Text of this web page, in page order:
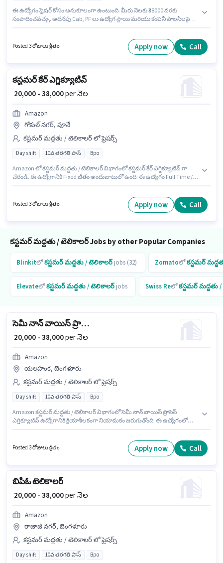
ఈ ఉద్యోగం ఫ్రెషర్ కోసం అనుకూలంగా ఉంటుంది. మీరు నెలకు ₹38000 వరకు
సంపాదించవచ్చు. అదనపు Cab, PF లు ఉద్యోగ స్థాయి మరియు కంపెనీ పాలసీలపై
10వ తరగతి పాస్ డిగ్రీ/సర్టిఫికెట్ కలిగి ఉండాలి. Amazon కస్టమర్ మద్దతు / టెలికాలర్
విభాగంలో ఇంటర్నేషనల్ నాన్ వాయిస్ ప్రాసెస్ ఉద్యోగానికి క్రియాశీలకంగా నియామకం
Posted 3 రోజులు క్రితం Apply now Call
కస్టమర్ కేర్ ఎగ్జిక్యూటివ్
₹ 20,000 - 38,000per నెల
Amazon
గోకుల్ నగర్, పూనే
కస్టమర్ మద్దతు / టెలికాలర్ లో ఫ్రెషర్స్
Day shift 10వ తరగతి పాస్ Bpo
Amazon లో కస్టమర్ మద్దతు / టెలికాలర్ విభాగంలో కస్టమర్ కేర్ ఎగ్జిక్యూటివ్ గా
చేరండి. ఈ ఉద్యోగానికి Fixed జీతం అందుబాటులో ఉంది. ఈ ఉద్యోగం Full Time /
ఇప్పించబడతాయి. ఈ ఉద్యోగం గోకుల్ నగర్, పూనే లో ఉంది. దరఖాస్తుదారులు
కనీసం 10వ తరగతి పాస్ డిగ్రీ లేదా సర్టిఫికెట్ కలిగి ఉండాలి.
Posted 3 రోజులు క్రితం Apply now Call
కస్టమర్ మద్దతు / టెలికాలర్ Jobs by other Popular Companies
Blinkitలోకస్టమర్ మద్దతు / టెలికాలర్ jobs (32) Zomatoలోకస్టమర్
Elevateలోకస్టమర్ మద్దతు / టెలికాలర్ jobs Swiss Reలోకస్టమర్ మద్దతు
సెమీ నాన్ వాయిస్ ప్రాసెస్ ఎగ్జిక్యూటివ్
₹ 20,000 - 38,000per నెల
Amazon
యలహంక, బెంగళూరు
కస్టమర్ మద్దతు / టెలికాలర్ లో ఫ్రెషర్స్
Day shift 10వ తరగతి పాస్ Bpo
Amazon కస్టమర్ మద్దతు / టెలికాలర్ విభాగంలో సెమీ నాన్ వాయిస్ ప్రాసెస్
ఎగ్జిక్యూటివ్ ఉద్యోగానికి క్రియాశీలకంగా నియామకం జరుగుతోంది. ఈ ఉద్యోగంలో
10వ తరగతి పాస్ డిగ్రీ లేదా సర్టిఫికెట్ కలిగి ఉండాలి. ఈ ఉద్యోగం ఫ్రెషర్ కోసం
అనుకూలంగా ఉంటుంది. మీరు నెలకు ₹38000 వరకు సంపాదించవచ్చు.
Posted 3 రోజులు క్రితం Apply now Call
బిపిఓ టెలికాలర్
₹ 20,000 - 38,000per నెల
Amazon
రాజాజీ నగర్, బెంగళూరు
కస్టమర్ మద్దతు / టెలికాలర్ లో ఫ్రెషర్స్
Day shift 10వ తరగతి పాస్ Bpo